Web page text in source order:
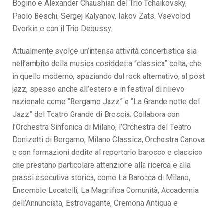
Bogino e Alexander Chaushian del Trio Tchaikovsky,
Paolo Beschi, Sergej Kalyanov, Iakov Zats, Vsevolod
Dvorkin e con il Trio Debussy.
Attualmente svolge un’intensa attività concertistica sia
nell’ambito della musica cosiddetta “classica” colta, che
in quello moderno, spaziando dal rock alternativo, al post
jazz, spesso anche all’estero e in festival di rilievo
nazionale come “Bergamo Jazz” e “La Grande notte del
Jazz” del Teatro Grande di Brescia. Collabora con
l’Orchestra Sinfonica di Milano, l’Orchestra del Teatro
Donizetti di Bergamo, Milano Classica, Orchestra Canova
e con formazioni dedite al repertorio barocco e classico
che prestano particolare attenzione alla ricerca e alla
prassi esecutiva storica, come La Barocca di Milano,
Ensemble Locatelli, La Magnifica Comunità, Accademia
dell’Annunciata, Estrovagante, Cremona Antiqua e